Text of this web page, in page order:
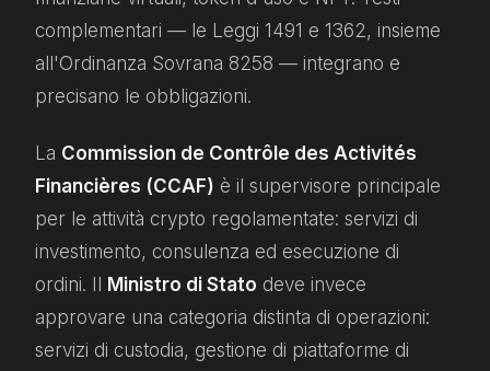
complementari — le Leggi 1491 e 1362, insieme
all'Ordinanza Sovrana 8258 — integrano e
precisano le obbligazioni.
La Commission de Contrôle des Activités
Financières (CCAF) è il supervisore principale
per le attività crypto regolamentate: servizi di
investimento, consulenza ed esecuzione di
ordini. Il
Ministro di Stato deve invece
approvare una categoria distinta di operazioni:
servizi di custodia, gestione di piattaforme di